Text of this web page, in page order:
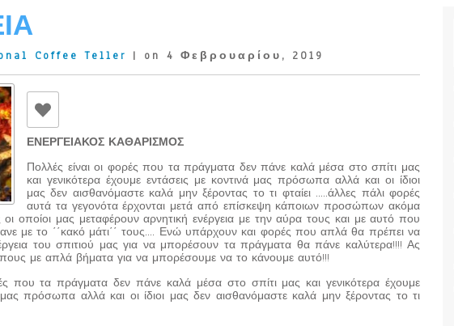
Coffee Teller | on 4 Φεβρουαρίου, 2019
ΕΝΕΡΓΕΙΑΚΟΣ ΚΑΘΑΡΙΣΜΟΣ
Πολλές είναι οι φορές που τα πράγματα δεν πάνε καλά μέσα στο σπίτι μας
και γενικότερα έχουμε εντάσεις με κοντινά μας πρόσωπα αλλά και οι ίδιοι
μας δεν αισθανόμαστε καλά μην ξέροντας το τι φταίει …..άλλες πάλι φορές
αυτά τα γεγονότα έρχονται μετά από επίσκεψη κάποιων προσώπων ακόμα
οποίοι μας μεταφέρουν αρνητική ενέργεια με την αύρα τους και με αυτό που
με το ΄΄κακό μάτι΄΄ τους…. Ενώ υπάρχουν και φορές που απλά θα πρέπει να
του σπιτιού μας για να μπορέσουν τα πράγματα θα πάνε καλύτερα!!!! Ας
με απλά βήματα για να μπορέσουμε να το κάνουμε αυτό!!!
που τα πράγματα δεν πάνε καλά μέσα στο σπίτι μας και γενικότερα έχουμε
μας πρόσωπα αλλά και οι ίδιοι μας δεν αισθανόμαστε καλά μην ξέροντας το τι